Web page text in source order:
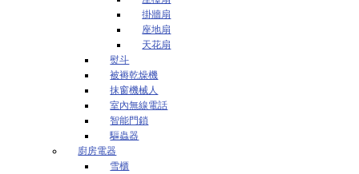
掛牆扇
座地扇
天花扇
熨斗
被褥乾燥機
抹窗機械人
室內無線電話
智能門鎖
驅蟲器
廚房電器
雪櫃